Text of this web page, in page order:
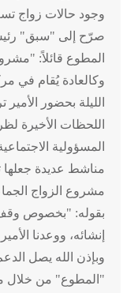
وجود حالات زواج
صرّح إلى "سبق"
المطوع قائلاً:
وكالعادة يُقام في
الليلة بحضور
اللحظات الأخيرة
المسؤولية
مناشط عديدة جعلها
مشروع الزواج
بقوله: "بخصوص وقف
إنشائه، ووعدنا
"المطوع" من خلال